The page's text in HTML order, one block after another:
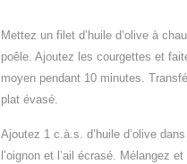
Mettez un filet d’huile d’olive à
poêle. Ajoutez les courgettes et
moyen pendant 10 minutes.
plat évasé.
Ajoutez 1 c.à.s. d’huile d’olive
l’oignon et l’ail écrasé. Mélangez